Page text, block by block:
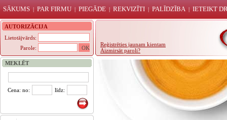
SĀKUMS | PAR FIRMU| PIEGĀDE | REKVIZĪTI | PALĪDZĪBA | IETEIKT
AUTORIZĀCIJA
Lietotājvārds:
Parole:
Reģistrēties jaunam kientam
Aizmirsāt paroli?
MEKLĒT
Cena: no: līdz: